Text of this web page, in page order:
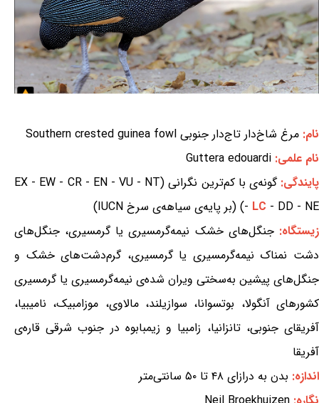
نام: مرغ شاخ‌دار تاج‌دار جنوبی Southern crested guinea fowl
نام علمی: Guttera edouardi
پایندگی:
گونه‌ی با کم‌ترین نگرانی (EX - EW - CR - EN - VU - NT
- LC - DD - NE) (بر پایه‌ی سیاهه‌ی سرخ IUCN)
زیستگاه:جنگل‌های خشک نیمه‌گرمسیری یا گرمسیری، جنگل‌های
دشت نمناک نیمه‌گرمسیری یا گرمسیری، گرم‌دشت‌های خشک و
جنگل‌های پیشین به‌سختی ویران شده‌ی نیمه‌گرمسیری یا گرمسیری
کشورهای آنگولا، بوتسوانا، سوازیلند، مالاوی، موزامبیک، نامیبیا،
آفریقای جنوبی، تانزانیا، زامبیا و زیمبابوه در جنوب شرقی قاره‌ی
آفریقا
اندازه: بدن به درازای ۴۸ تا ۵۰ سانتی‌متر